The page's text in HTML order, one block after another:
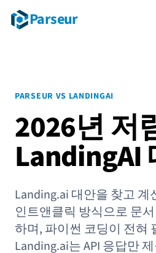
Parseur
PARSEUR VS LANDINGAI
2026년 저
LandingAI
Landing.ai 대안을 찾고 계
인트앤클릭 방식으로 문
하며, 파이썬 코딩이 전혀
Landing.ai는 API 응답만